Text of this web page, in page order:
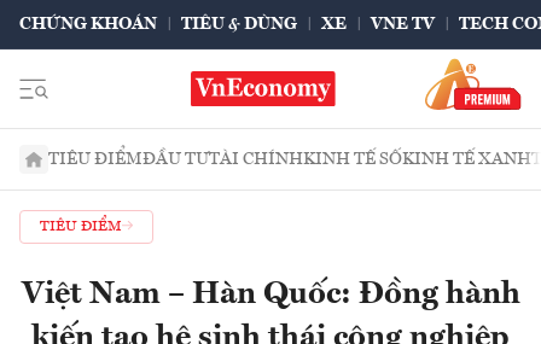
CHỨNG KHOÁN TIÊU & DÙNG XE VNE TV TECH
TIÊU ĐIỂMĐẦU TƯTÀI CHÍNHKINH TẾ SỐKINH TẾ XANH
TIÊU ĐIỂM
Việt Nam – Hàn Quốc: Đồng hành